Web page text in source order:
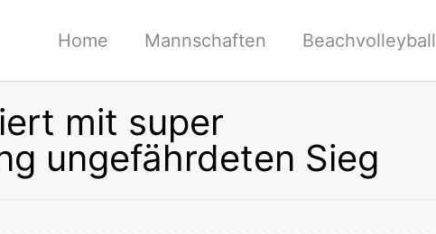
Home Mannschaften Beachvolleyball
mit super
ungefährdeten Sieg